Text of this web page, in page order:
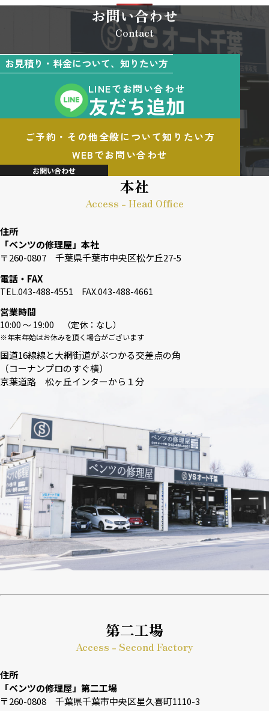
お問い合わせ
Contact
お見積り・料金について、知りたい方
LINEでお問い合わせ
友だち追加
ご予約・その他全般について知りたい方
WEBでお問い合わせ
お問い合わせ
本社
Access - Head Office
住所
「ベンツの修理屋」本社
〒260-0807 千葉県千葉市中央区松ケ丘27-5
電話・FAX
TEL.043-488-4551 FAX.043-488-4661
営業時間
10:00 〜 19:00 （定休：なし）
※年末年始はお休みを頂く場合がございます
国道16線線と大網街道がぶつかる交差点の角
（コーナンプロのすぐ横）
京葉道路 松ヶ丘インターから１分
第二工場
Access - Second Factory
住所
「ベンツの修理屋」第二工場
〒260-0808 千葉県千葉市中央区星久喜町1110-3